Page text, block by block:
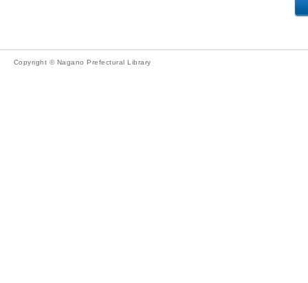
Copyright © Nagano Prefectural Library